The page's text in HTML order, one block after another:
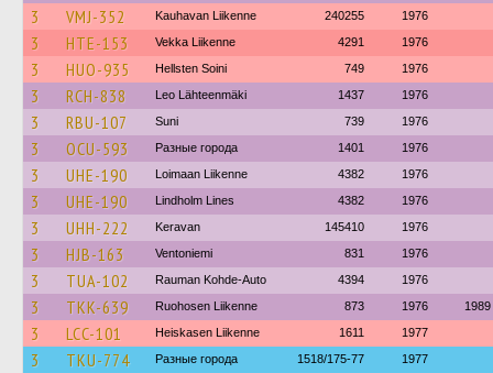
3
VMJ-352 Kauhavan Liikenne 240255 1976
3 HTE-153 Vekka Liikenne 4291 1976
3 HUO-935 Hellsten Soini 749 1976
3 RCH-838 Leo Lähteenmäki 1437 1976
3 RBU-107 Suni 739 1976
3 OCU-593 Разные города 1401 1976
3 UHE-190 Loimaan Liikenne 4382 1976
3 UHE-190 Lindholm Lines 4382 1976
3 UHH-222 Keravan 145410 1976
3 HJB-163 Ventoniemi 831 1976
3 TUA-102 Rauman Kohde-Auto 4394 1976
3 TKK-639 Ruohosen Liikenne 873 1976 1989
3 LCC-101 Heiskasen Liikenne 1611 1977
3 TKU-774 Разные города 1518/175-77 1977